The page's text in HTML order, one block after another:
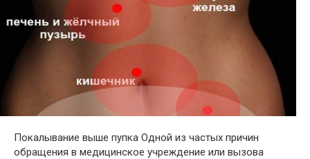
Покалывание выше пупка Одной из частых причин
обращения в медицинское учреждение или вызова